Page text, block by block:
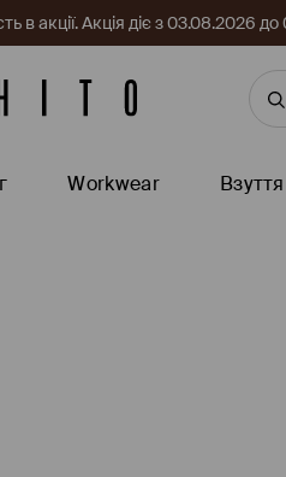
в акції. Акція діє з 03.08.2026
Workwear Взуття